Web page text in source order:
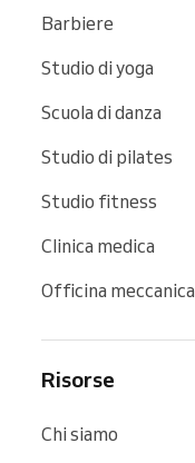
Barbiere
Studio di yoga
Scuola di danza
Studio di pilates
Studio fitness
Clinica medica
Officina meccanica
Risorse
Chi siamo